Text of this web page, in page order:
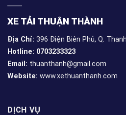
XE TẢI THUẬN THÀNH
Địa Chỉ: 396 Điện Biên Phủ, Q.
Hotline: 0703233323
Email: thuanthanh@gmail.com
Website: www.xethuanthanh.com
DỊCH VỤ